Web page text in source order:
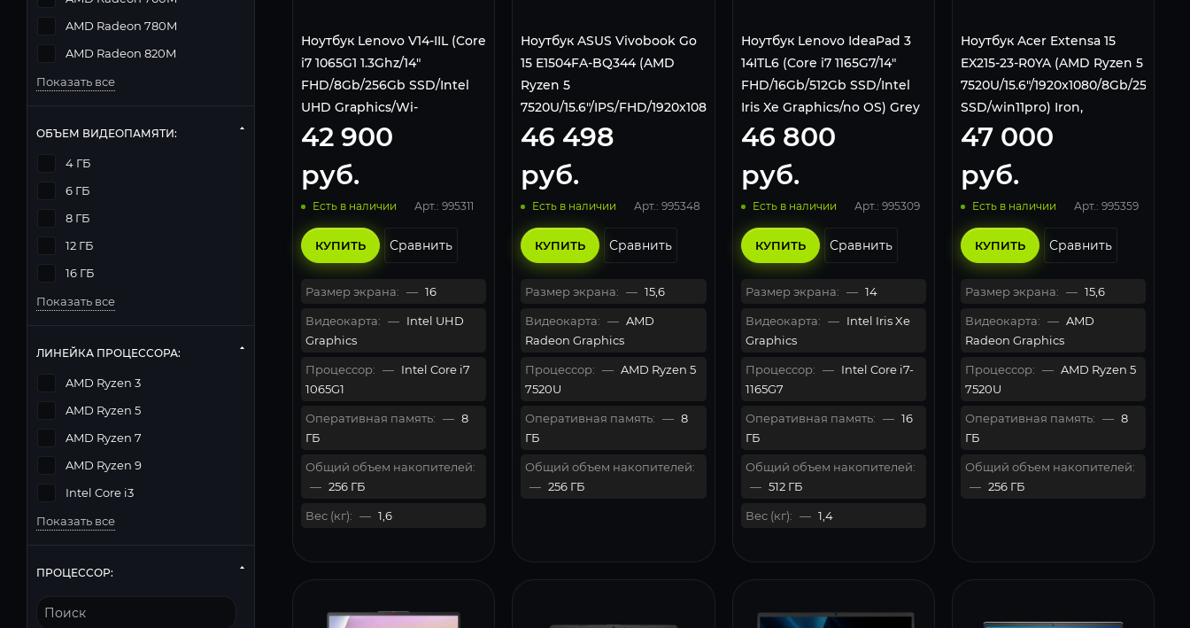
Ноутбук Lenovo V14-IIL (Core
i7 1065G1 1.3Ghz/14"
FHD/8Gb/256Gb SSD/Intel
UHD Graphics/Wi-
Fi/Bluetooth/Win 10 Pro)
82C400S6RU, Grey
42 900
руб.
Есть в наличии Арт.: 995311
КУПИТЬ Сравнить
Размер экрана: — 16
Видеокарта: — Intel UHD
Graphics
Процессор: — Intel Core i7
1065G1
Оперативная память: — 8
ГБ
Общий объем накопителей:
— 256 ГБ
Вес (кг): — 1,6
Ноутбук ASUS Vivobook Go
15 E1504FA-BQ344 (AMD
Ryzen 5
7520U/15.6"/IPS/FHD/1920x1080/8Gb/256Gb
SSD/NoOS) Mixed Black,
90NB0ZR2-M00F40
46 498
руб.
Есть в наличии Арт.: 995348
КУПИТЬ Сравнить
Размер экрана: — 15,6
Видеокарта: — AMD
Radeon Graphics
Процессор: — AMD Ryzen 5
7520U
Оперативная память: — 8
ГБ
Общий объем накопителей:
— 256 ГБ
Ноутбук Lenovo IdeaPad 3
14ITL6 (Core i7 1165G7/14"
FHD/16Gb/512Gb SSD/Intel
Iris Xe Graphics/no OS) Grey
46 800
руб.
Есть в наличии Арт.: 995309
КУПИТЬ Сравнить
Размер экрана: — 14
Видеокарта: — Intel Iris Xe
Graphics
Процессор: — Intel Core i7-
1165G7
Оперативная память: — 16
ГБ
Общий объем накопителей:
— 512 ГБ
Вес (кг): — 1,4
Ноутбук Acer Extensa 15
EX215-23-R0YA (AMD Ryzen 5
7520U/15.6"/1920x1080/8Gb/256Gb
SSD/win11pro) Iron,
NX.EH3CD.003
47 000
руб.
Есть в наличии Арт.: 995359
КУПИТЬ Сравнить
Размер экрана: — 15,6
Видеокарта: — AMD
Radeon Graphics
Процессор: — AMD Ryzen 5
7520U
Оперативная память: — 8
ГБ
Общий объем накопителей:
— 256 ГБ
AMD Radeon 780M
AMD Radeon 820M
Показать все
ОБЪЕМ ВИДЕОПАМЯТИ:
4 ГБ
6 ГБ
8 ГБ
12 ГБ
16 ГБ
Показать все
ЛИНЕЙКА ПРОЦЕССОРА:
AMD Ryzen 3
AMD Ryzen 5
AMD Ryzen 7
AMD Ryzen 9
Intel Core i3
Показать все
ПРОЦЕССОР: